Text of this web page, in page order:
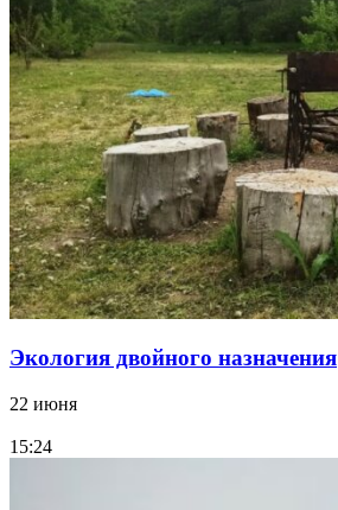
Экология двойного назначения
22 июня
15:24